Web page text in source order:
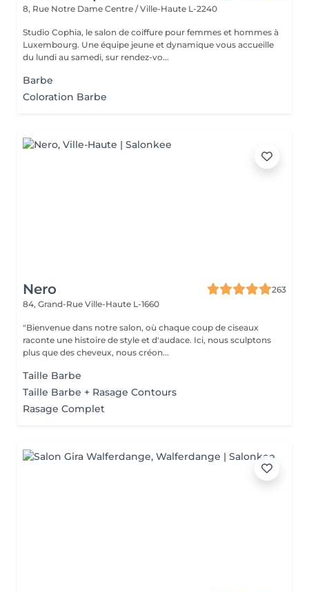
8, Rue Notre Dame Centre / Ville-Haute L-2240
Studio Cophia, le salon de coiffure pour femmes et hommes à
Luxembourg. Une équipe jeune et dynamique vous accueille
du lundi au samedi, sur rendez-vo...
Barbe
Coloration Barbe
Nero
263
84, Grand-Rue Ville-Haute L-1660
"Bienvenue dans notre salon, où chaque coup de ciseaux
raconte une histoire de style et d'audace. Ici, nous sculptons
plus que des cheveux, nous créon...
Taille Barbe
Taille Barbe + Rasage Contours
Rasage Complet